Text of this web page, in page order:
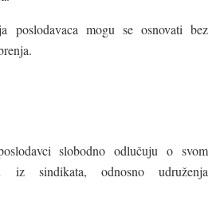
poslodavaca mogu se osnovati bez
slobodno odlučuju o svom
iz sindikata, odnosno udruženja